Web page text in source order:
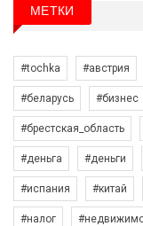
МЕТКИ
#tochka #австрия
#беларусь #бизнес
#брестская_область
#деньга #деньги
#испания #китай
#налог